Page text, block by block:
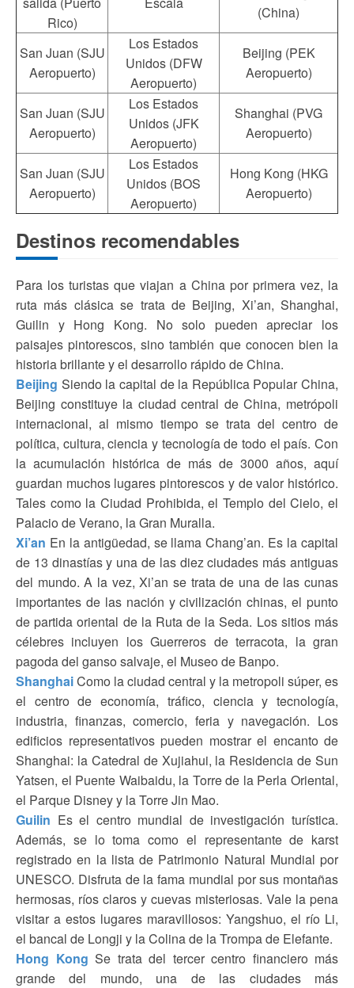
Rico)
(China)
San Juan (SJU
Aeropuerto)
Los Estados
Unidos (DFW
Aeropuerto)
Beijing (PEK
Aeropuerto)
San Juan (SJU
Aeropuerto)
Los Estados
Unidos (JFK
Aeropuerto)
Shanghai (PVG
Aeropuerto)
San Juan (SJU
Aeropuerto)
Los Estados
Unidos (BOS
Aeropuerto)
Hong Kong (HKG
Aeropuerto)
Destinos recomendables
Para los turistas que viajan a China por primera vez, la
ruta más clásica se trata de Beijing, Xi’an, Shanghai,
Guilin y Hong Kong. No solo pueden apreciar los
paisajes pintorescos, sino también que conocen bien la
historia brillante y el desarrollo rápido de China.
Beijing Siendo la capital de la República Popular China,
Beijing constituye la ciudad central de China, metrópoli
internacional, al mismo tiempo se trata del centro de
política, cultura, ciencia y tecnología de todo el país. Con
la acumulación histórica de más de 3000 años, aquí
guardan muchos lugares pintorescos y de valor histórico.
Tales como la Ciudad Prohibida, el Templo del Cielo, el
Palacio de Verano, la Gran Muralla.
Xi’an En la antigüedad, se llama Chang’an. Es la capital
de 13 dinastías y una de las diez ciudades más antiguas
del mundo. A la vez, Xi’an se trata de una de las cunas
importantes de las nación y civilización chinas, el punto
de partida oriental de la Ruta de la Seda. Los sitios más
célebres incluyen los Guerreros de terracota, la gran
pagoda del ganso salvaje, el Museo de Banpo.
ShanghaiComo la ciudad central y la metropoli súper, es
el centro de economía, tráfico, ciencia y tecnología,
industria, finanzas, comercio, feria y navegación. Los
edificios representativos pueden mostrar el encanto de
Shanghai: la Catedral de Xujiahui, la Residencia de Sun
Yatsen, el Puente Waibaidu, la Torre de la Perla Oriental,
el Parque Disney y la Torre Jin Mao.
Guilin Es el centro mundial de investigación turística.
Además, se lo toma como el representante de karst
registrado en la lista de Patrimonio Natural Mundial por
UNESCO. Disfruta de la fama mundial por sus montañas
hermosas, ríos claros y cuevas misteriosas. Vale la pena
visitar a estos lugares maravillosos: Yangshuo, el río Li,
el bancal de Longji y la Colina de la Trompa de Elefante.
Hong Kong Se trata del tercer centro financiero más
grande del mundo, una de las ciudades más